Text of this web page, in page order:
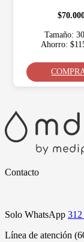
Tamaño:
Ahorro:
Contacto
Solo WhatsApp 312
Línea de atención